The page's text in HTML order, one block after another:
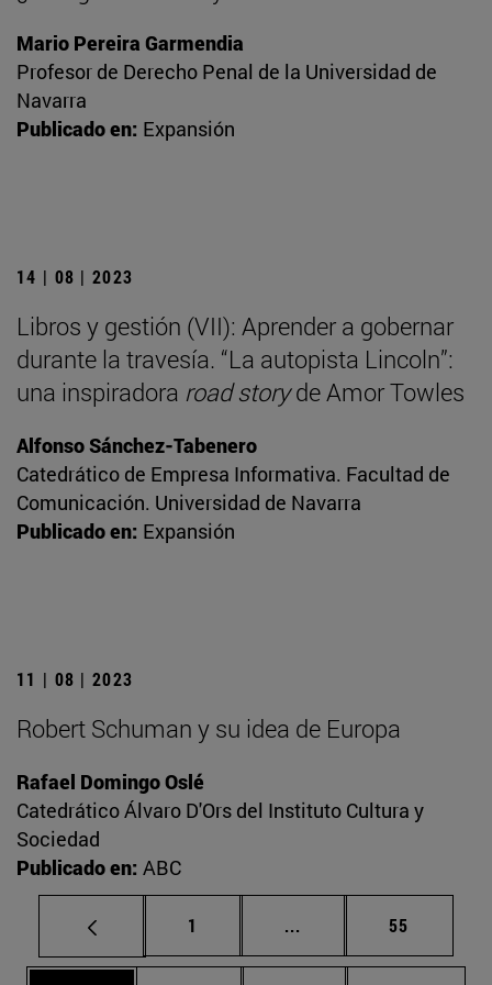
Mario Pereira Garmendia
Profesor de Derecho Penal de la Universidad de
Navarra
Publicado en: Expansión
14 | 08 | 2023
Libros y gestión (VII): Aprender a gobernar
durante la travesía. “La autopista Lincoln”:
una inspiradora road storyde Amor Towles
Alfonso Sánchez-Tabenero
Catedrático de Empresa Informativa. Facultad de
Comunicación. Universidad de Navarra
Publicado en: Expansión
11 | 08 | 2023
Robert Schuman y su idea de Europa
Rafael Domingo Oslé
Catedrático Álvaro D'Ors del Instituto Cultura y
Sociedad
Publicado en: ABC
Página
1 ... Páginas intermedias
Página
55